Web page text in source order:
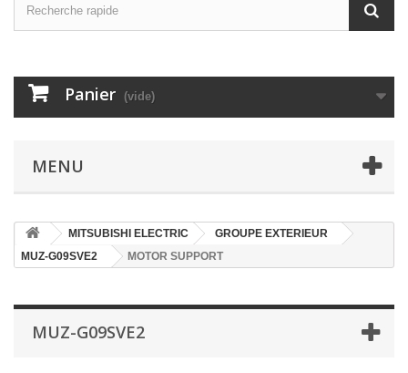
Panier (vide)
MENU
MITSUBISHI ELECTRIC
GROUPE EXTERIEUR
MUZ-G09SVE2
MOTOR SUPPORT
MUZ-G09SVE2